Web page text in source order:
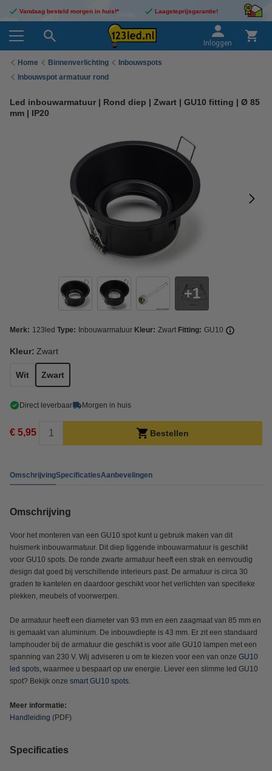
Vandaag besteld morgen in huis!* Laagsteprijsgarantie!
Inloggen
Home Binnenverlichting
Inbouwspots
Inbouwspot armatuur rond
Led inbouwarmatuur | Rond diep | Zwart | GU10 fitting | Ø 85
mm | IP20
1
Merk: 123led Type: Inbouwarmatuur Kleur: Zwart Fitting: GU10
Kleur: Zwart
Wit Zwart
Direct leverbaar Morgen in huis
€ 5,95 Bestellen
OmschrijvingSpecificatiesAanbevelingen
Omschrijving
Voor het monteren van een GU10 spot kunt u gebruik maken van dit
huismerk inbouwarmatuur. Dit diep liggende inbouwarmatuur is geschikt
voor GU10 spots. De ronde zwarte armatuur heeft een strak en eenvoudig
design dat goed bij verschillende interieurs past. De armatuur is circa 30
graden te kantelen en daardoor geschikt voor het verlichten van specifieke
plekken, meubels of voorwerpen.
De armatuur heeft een diameter van 93 mm en een zaagmaat van 85 mm en
is gemaakt van aluminium. De inbouwdiepte is 43 mm. Er zit een standaard
lamphouder bij de armatuur die geschikt is voor alle GU10 lampen met een
spanning van 230 V. Wij adviseren u om te kiezen voor een van onze GU10
led spots, waarmee u bespaart op uw energie. Liever een slimme led GU10
spot? Bekijk onze smart GU10 spots.
Meer informatie:
Handleiding (PDF)
Specificaties